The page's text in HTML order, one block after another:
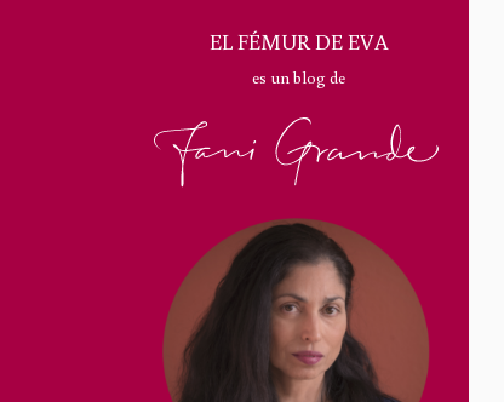
EL FÉMUR DE EVA
es un blog de